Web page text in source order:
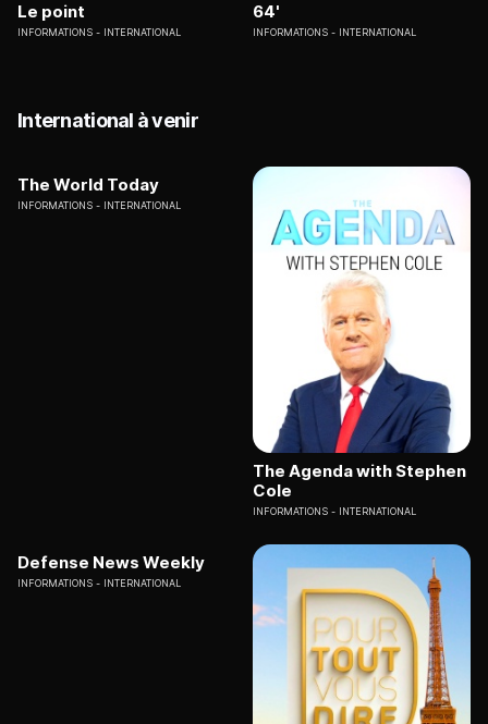
Le point
INFORMATIONS INTERNATIONAL
64'
INFORMATIONS INTERNATIONAL
International à venir
The World Today
INFORMATIONS INTERNATIONAL
The Agenda with Stephen
Cole
INFORMATIONS INTERNATIONAL
Defense News Weekly
INFORMATIONS INTERNATIONAL